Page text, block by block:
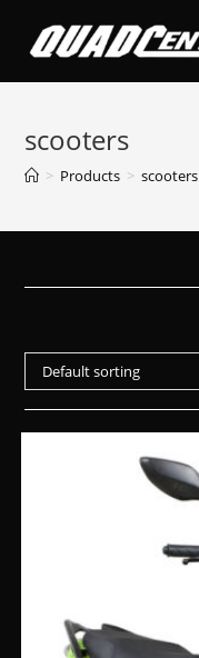
scooters
> Products > scooters
Default sorting